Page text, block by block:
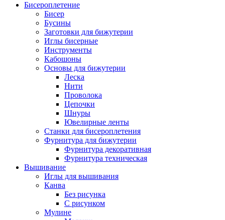
Бисероплетение
Бисер
Бусины
Заготовки для бижутерии
Иглы бисерные
Инструменты
Кабошоны
Основы для бижутерии
Леска
Нити
Проволока
Цепочки
Шнуры
Ювелирные ленты
Станки для бисероплетения
Фурнитура для бижутерии
Фурнитура декоративная
Фурнитура техническая
Вышивание
Иглы для вышивания
Канва
Без рисунка
С рисунком
Мулине